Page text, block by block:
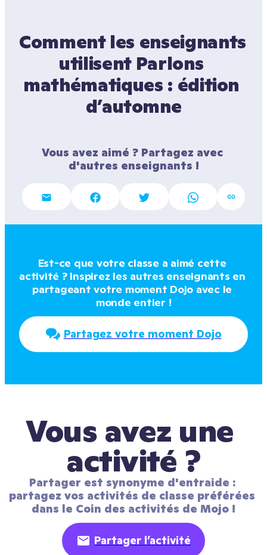
Comment les enseignants
utilisent Parlons
mathématiques : édition
d’automne
Vous avez aimé ? Partagez avec
d'autres enseignants !
Est-ce que votre classe a aimé cette
activité ? Inspirez les autres enseignants en
partageant votre moment Dojo avec le
monde entier !
Partagez votre moment Dojo
Vous avez une
activité ?
Partager est synonyme d'entraide :
partagez vos activités de classe préférées
dans le Coin des activités de Mojo !
Partager l’activité